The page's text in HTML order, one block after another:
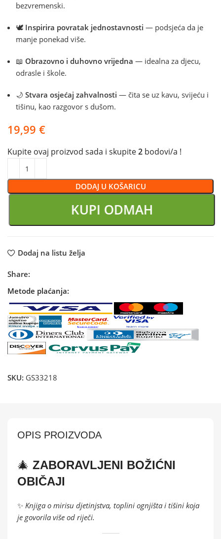
bezvremenski.
🕊️ Inspirira povratak jednostavnosti — podsjeća da je
manje ponekad više.
📖 Obrazovno i duhovno vrijedna — idealna za djecu,
odrasle i škole.
🌙 Stvara osjećaj zahvalnosti — čita se uz kavu, svijeću i
tišinu, kao razgovor s dušom.
€
Kupite ovaj proizvod sada i skupite2 bodovi/a !
DODAJ U KOŠARICU
KUPI ODMAH
Dodaj na listu želja
Share:
Metode plaćanja:
SKU: GS33218
OPIS PROIZVODA
🎄 ZABORAVLJENI BOŽIĆNI
OBIČAJI
✨ Knjiga o mirisu djetinjstva, toplini ognjišta i tišini koja
je govorila više od riječi.